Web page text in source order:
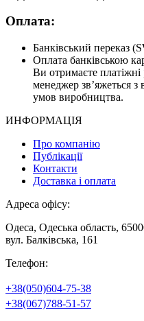
Оплата:
Банківський переказ
Оплата банківською
Ви отримаєте платіжні
менеджер зв’яжеться з
умов виробництва.
ИНФОРМАЦІЯ
Про компанію
Публікації
Контакти
Доставка і оплата
Адреса офісу:
Одеса, Одеська область,
вул. Балківська, 161
Телефон:
+38(050)604-75-38
+38(067)788-51-57